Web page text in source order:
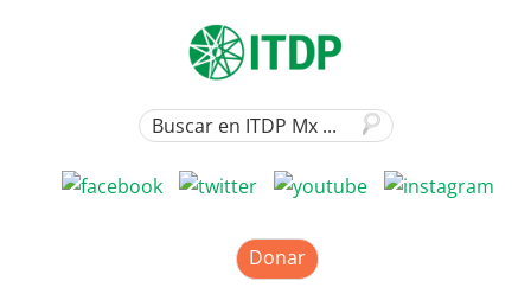
Donar